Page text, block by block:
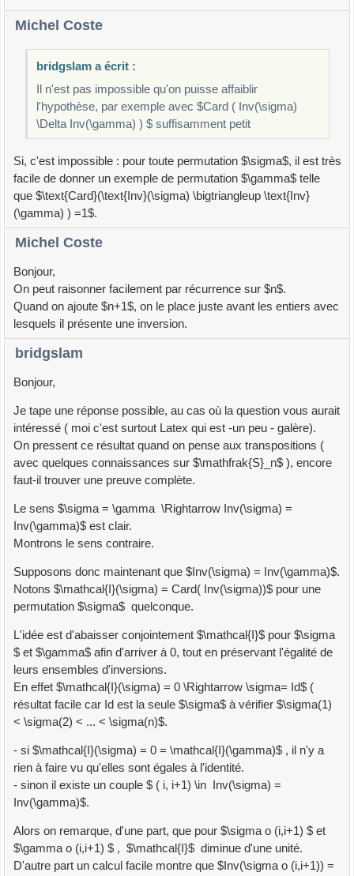
Michel Coste
bridgslam a écrit :
Il n'est pas impossible qu'on puisse affaiblir
l'hypothèse, par exemple avec $Card ( Inv(\sigma)
\Delta Inv(\gamma) ) $ suffisamment petit
Si, c'est impossible : pour toute permutation $\sigma$, il est très
facile de donner un exemple de permutation $\gamma$ telle
que $\text{Card}(\text{Inv}(\sigma) \bigtriangleup \text{Inv}
(\gamma) ) =1$.
Michel Coste
Bonjour,
On peut raisonner facilement par récurrence sur $n$.
Quand on ajoute $n+1$, on le place juste avant les entiers avec
lesquels il présente une inversion.
bridgslam
Bonjour,
Je tape une réponse possible, au cas où la question vous aurait
intéressé ( moi c'est surtout Latex qui est -un peu - galère).
On pressent ce résultat quand on pense aux transpositions (
avec quelques connaissances sur $\mathfrak{S}_n$ ), encore
faut-il trouver une preuve complète.
Le sens $\sigma = \gamma \Rightarrow Inv(\sigma) =
Inv(\gamma)$ est clair.
Montrons le sens contraire.
Supposons donc maintenant que $Inv(\sigma) = Inv(\gamma)$.
Notons $\mathcal{I}(\sigma) = Card( Inv(\sigma))$ pour une
permutation $\sigma$ quelconque.
L'idée est d'abaisser conjointement $\mathcal{I}$ pour $\sigma
$ et $\gamma$ afin d'arriver à 0, tout en préservant l'égalité de
leurs ensembles d'inversions.
En effet $\mathcal{I}(\sigma) = 0 \Rightarrow \sigma= Id$ (
résultat facile car Id est la seule $\sigma$ à vérifier $\sigma(1)
< \sigma(2) < ... < \sigma(n)$.
- si $\mathcal{I}(\sigma) = 0 = \mathcal{I}(\gamma)$ , il n'y a
rien à faire vu qu'elles sont égales à l'identité.
- sinon il existe un couple $ ( i, i+1) \in Inv(\sigma) =
Inv(\gamma)$.
Alors on remarque, d'une part, que pour $\sigma o (i,i+1) $ et
$\gamma o (i,i+1) $ , $\mathcal{I}$ diminue d'une unité.
D'autre part un calcul facile montre que $Inv(\sigma o (i,i+1)) =